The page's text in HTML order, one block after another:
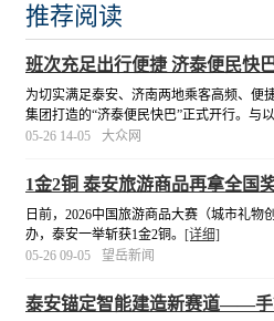
推荐阅读
班次充足出行便捷 济泰便民快
为切实满足泰安、济南两地乘客高频、便
集团打造的“济泰便民快巴”正式开行。与
车模式，每45分钟一班，基本实现乘客“随
05-26 14-05 大众网
1金2铜 泰安旅游商品再拿全国
总数位列全省第一
日前，2026中国旅游商品大赛（城市礼物
办，泰安一举斩获1金2铜。 [详细]
05-26 09-05
望岳新闻
泰安锚定智能建造新赛道——手